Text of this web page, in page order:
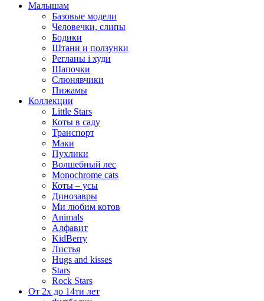
Малышам
Базовые модели
Человечки, слипы
Бодики
Штани и ползунки
Регланы і худи
Шапочки
Слюнявчики
Пижамы
Коллекции
Little Stars
Коты в саду
Транспорт
Маки
Пухлики
Волшебный лес
Monochrome cats
Коты – усы
Динозавры
Ми любим котов
Animals
Алфавит
KidBerry
Листья
Hugs and kisses
Stars
Rock Stars
От 2х до 14ти лет